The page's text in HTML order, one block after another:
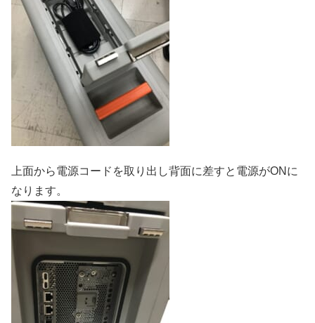
上面から電源コードを取り出し背面に差すと電源がONに
なります。